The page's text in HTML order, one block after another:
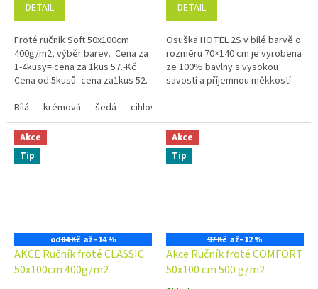
4,9
5
hvězdiček.
DETAIL
Froté ručník Soft 50x100cm
400g/m2, výběr barev. Cena za
1-4kusy= cena za 1kus 57.-Kč
Cena od 5kusů=cena za1kus 52.-
program se slevami...
Bílá krémová šedá cihlová
5,0
5
hvězdiček.
DETAIL
Osuška HOTEL 2S v bílé barvě o
rozměru 70×140 cm je vyrobena
ze 100% bavlny s vysokou
savostí a příjemnou měkkostí.
Akce
Tip
od84 Kč až–14 %
AKCE Ručník froté CLASSIC
50x100cm 400g/m2
Akce
Tip
97 Kč až–12 %
Akce Ručník froté COMFORT
50x100 cm 500 g/m2